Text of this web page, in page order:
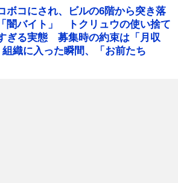
ボコにされ、ビルの6階から突き落
闇バイト」 トクリュウの使い捨て
ぎる実態 募集時の約束は「月収
織に入った瞬間、「お前たち